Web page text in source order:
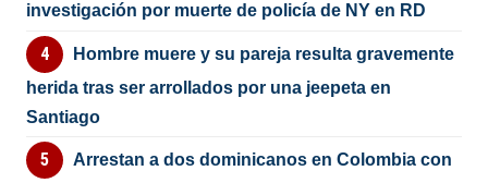
investigación por muerte de policía de NY en RD
Hombre muere y su pareja resulta gravemente
herida tras ser arrollados por una jeepeta en
Santiago
Arrestan a dos dominicanos en Colombia con